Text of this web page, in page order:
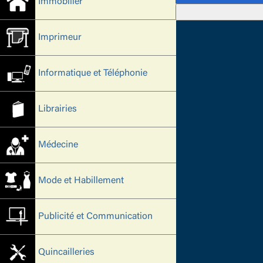
Imprimeur
Informatique et Téléphonie
Librairies
Médecine
Mode et Habillement
Publicité et Communication
Quincailleries